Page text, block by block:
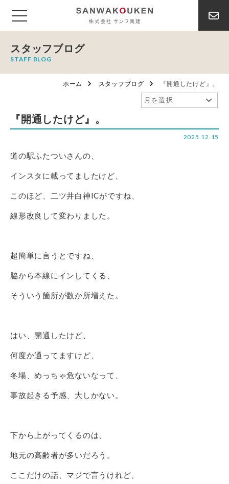
スタッフブログ
STAFF BLOG
ホーム スタッフブログ 『開通したけど』。
『開通したけど』。
2025.12.15
道の駅ふたついさんの、
インスタに載ってましたけど、
このほど、二ツ井白神ICがですね、
線形改良して変わりました。
超簡単に言うとですね、
脇から本線にインしてくる、
そういう箇所が数か所増えた。
はい、開通したけど、
何度か通ってますけど、
冬場、めっちゃ危ないなって、
事故起きる予感、大しかない。
下から上がってくるのは、
地元の高齢者が多いだろう。
ここだけの話、マジで言うけれど、